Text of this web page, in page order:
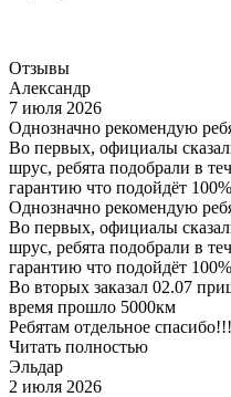
Отзывы
Александр
7 июля 2026
Однозначно рекомендую
Во первых, официалы
шрус, ребята подобрали в
гарантию что подойдёт
Однозначно рекомендую
Во первых, официалы
шрус, ребята подобрали в
гарантию что подойдёт
Во вторых заказал 02.07
время прошло 5000км
Ребятам отдельное спасибо!!!
Читать полностью
Эльдар
2 июля 2026